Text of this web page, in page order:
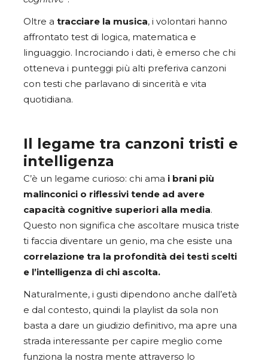
Oltre a tracciare la musica, i volontari hanno
affrontato test di logica, matematica e
linguaggio. Incrociando i dati, è emerso che chi
otteneva i punteggi più alti preferiva canzoni
con testi che parlavano di sincerità e vita
quotidiana.
Il legame tra canzoni tristi e
intelligenza
C’è un legame curioso: chi ama i brani più
malinconici o riflessivi tende ad avere
capacità cognitive superiori alla media.
Questo non significa che ascoltare musica triste
ti faccia diventare un genio, ma che esiste una
correlazione tra la profondità dei testi scelti
e l’intelligenza di chi ascolta.
Naturalmente, i gusti dipendono anche dall’età
e dal contesto, quindi la playlist da sola non
basta a dare un giudizio definitivo, ma apre una
strada interessante per capire meglio come
funziona la nostra mente attraverso lo